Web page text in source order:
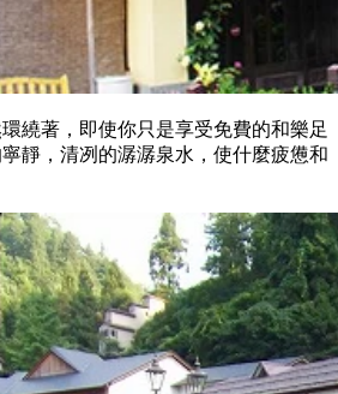
繞著，即使你只是享受免費的和樂足
靜，清冽的潺潺泉水，使什麼疲憊和